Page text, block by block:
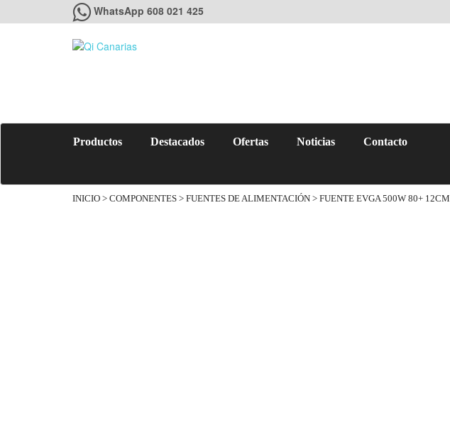
WhatsApp 608 021 425
Productos Destacados Ofertas Noticias Contacto
INICIO > COMPONENTES > FUENTES DE ALIMENTACIÓN > FUENTE EVGA 500W 80+ 12CM